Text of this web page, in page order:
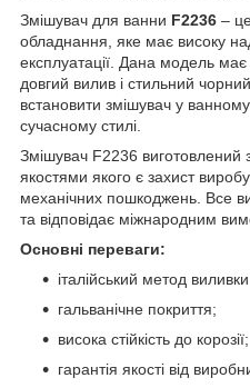
Змішувач для ванни F2236 –
обладнання, яке має високу
експлуатації. Дана модель
довгий вилив і стильний
встановити змішувач у
сучасному стилі.
Змішувач F2236 виготовлений
якостями якого є захист
механічних пошкоджень. Все
та відповідає міжнародним
Основні переваги:
італійський метод
гальванічне покриття;
висока стійкість до корозії;
гарантія якості від